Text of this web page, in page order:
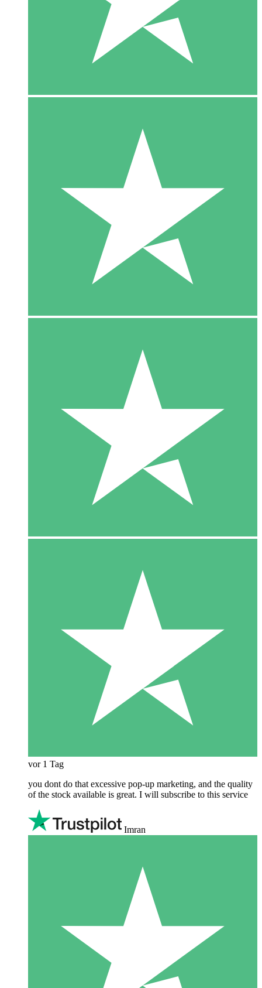
vor 1 Tag
you dont do that excessive pop-up marketing, and the quality
of the stock available is great. I will subscribe to this service
Imran